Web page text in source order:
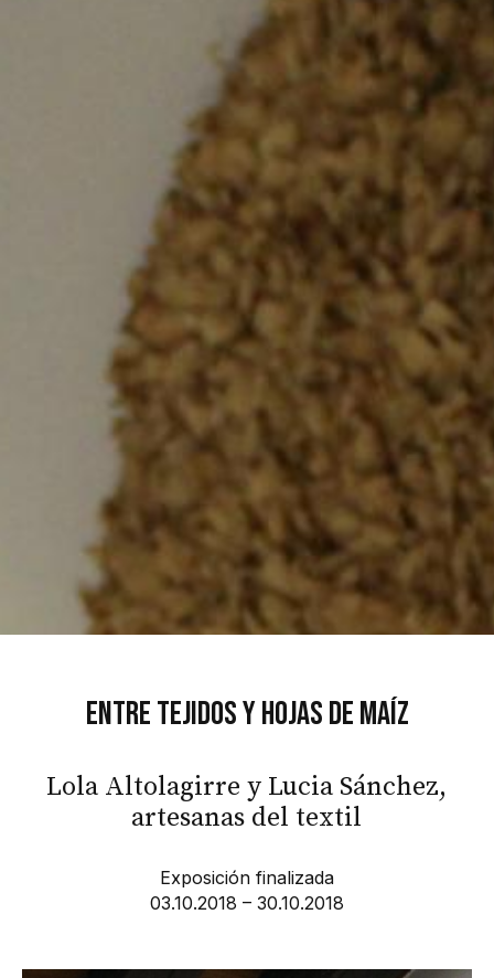
Entre tejidos y hojas de maíz
Lola Altolagirre y Lucia Sánchez,
artesanas del textil
Exposición finalizada
03.10.2018 – 30.10.2018